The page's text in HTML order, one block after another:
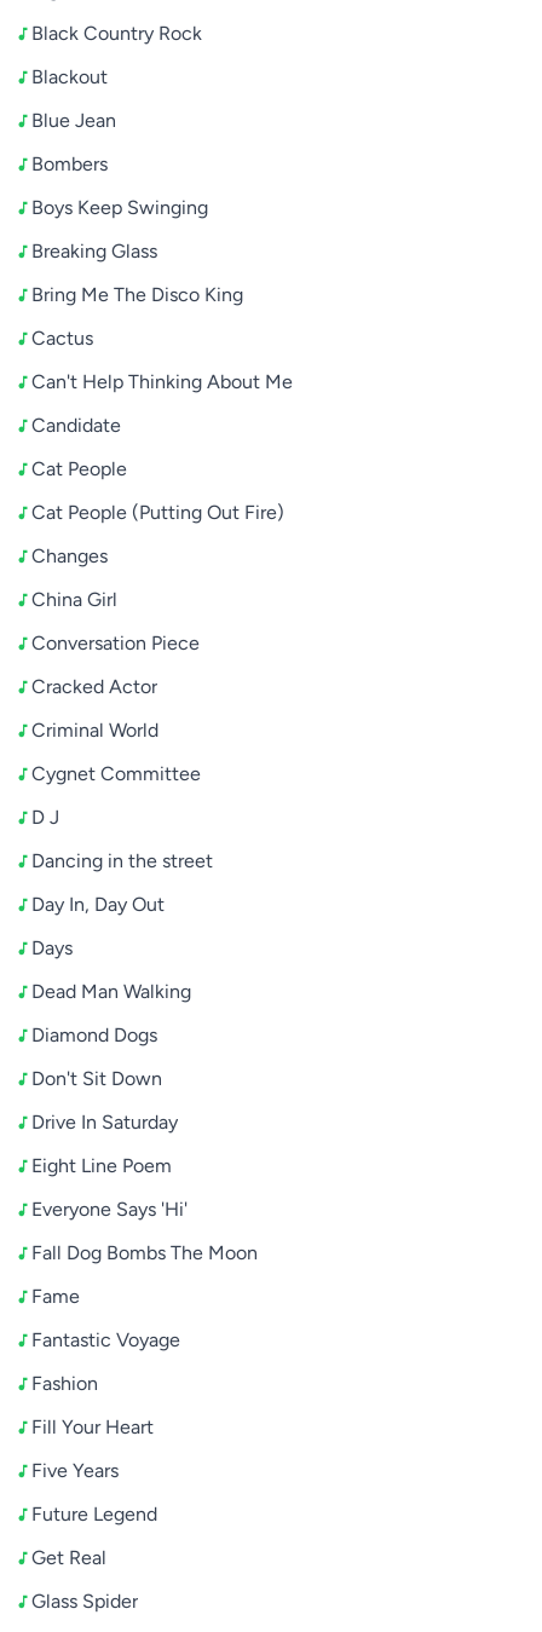
Black Country Rock
Blackout
Blue Jean
Bombers
Boys Keep Swinging
Breaking Glass
Bring Me The Disco King
Cactus
Can't Help Thinking About Me
Candidate
Cat People
Cat People (Putting Out Fire)
Changes
China Girl
Conversation Piece
Cracked Actor
Criminal World
Cygnet Committee
D J
Dancing in the street
Day In, Day Out
Days
Dead Man Walking
Diamond Dogs
Don't Sit Down
Drive In Saturday
Eight Line Poem
Everyone Says 'Hi'
Fall Dog Bombs The Moon
Fame
Fantastic Voyage
Fashion
Fill Your Heart
Five Years
Future Legend
Get Real
Glass Spider